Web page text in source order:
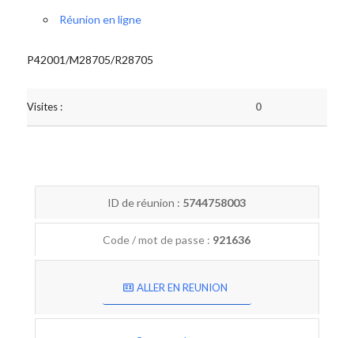
Réunion en ligne
P42001/M28705/R28705
Visites : 0
ID de réunion : 5744758003
Code / mot de passe : 921636
ALLER EN REUNION